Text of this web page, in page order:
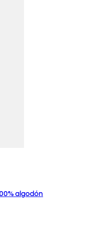
algodón